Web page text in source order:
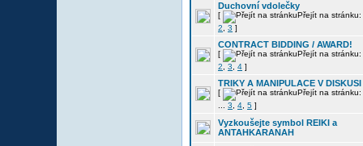
Duchovní vdolečky
[
Přejít na stránku:
2
3 ]
CONTRACT BIDDING / AWARD!
[
Přejít na stránku:
2
3 4 ]
TRIKY A MANIPULACE V DISKUSI
[
Přejít na stránku:
3 4 5 ]
Vyzkoušejte symbol REIKI a
ANTAHKARANAH